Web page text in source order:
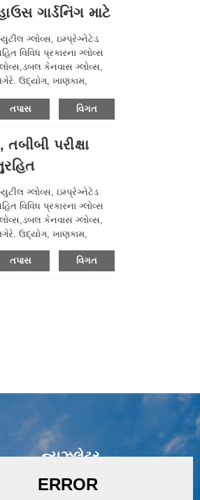
ગાર્ડનિંગ માટે
ગ્લોવ્સ, ઇમ્પ્રેગ્નેટેડ
વિવિધ પ્રકારના ગ્લોવ્સ
કેનવાસ ગ્લોવ્સ,
ઉદ્યોગ, ખાણકામ,
તપાસ વિગત
પરીક્ષા
ગ્લોવ્સ, ઇમ્પ્રેગ્નેટેડ
વિવિધ પ્રકારના ગ્લોવ્સ
કેનવાસ ગ્લોવ્સ,
ઉદ્યોગ, ખાણકામ,
તપાસ વિગત
ન્યૂઝલેટર
કિંમત સૂચિ વિશે